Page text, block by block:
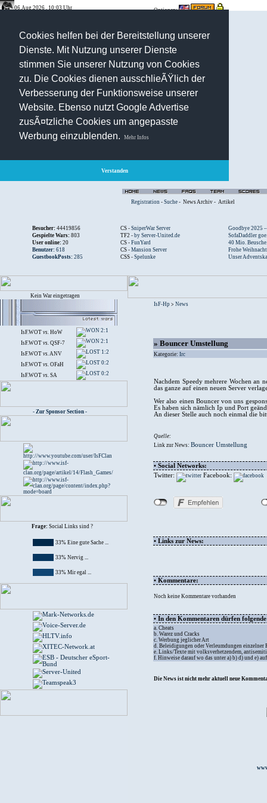
Cookies helfen bei der Bereitstellung unserer
Dienste. Mit Nutzung unserer Dienste
stimmen Sie unserer Nutzung von Cookies
zu. Die Cookies dienen ausschlieÃŸlich der
Verbesserung der Funktionsweise unserer
Website. Ebenso nutzt Google Advertise
zusÃ¤tzliche Cookies um angepasste
Werbung einzublenden.
Mehr Infos
Verstanden
06.Aug.2026 , 10:03 Uhr Optionen:
Registration - Suche - News Archiv - Artikel
Besucher: 44419856 CS - SniperWar Server
Goodbye 2025 –
Gespielte Wars: 803 TF2 - by Server-United.de
SofaDaddler
User online: 20 CS - FunYard
40 Mio.
Benutzer: 618 CS - Mansion Server
Frohe
GuestbookPosts: 285 CSS - Spelunke Unser
Kein War eingetragen
IsF.WOT vs. HoW 2:1
IsF.WOT vs. QSF-7 2:1
IsF.WOT vs.ANV 1:2
IsF.WOT vs. OFaH 0:2
IsF.WOT vs. SA 0:2
- Zur Sponsor Section -
Frage: Social Links sind ?
33% Eine gute Sache ...
33% Nervig ...
33% Mir egal ...
IsF-Hp > News
» Bouncer Umstellung
Kategorie: Irc
Nachdem Speedy mehrere Wochen an
das ganze auf einen neuen Server
Wer also einen Bouncer von uns
Es haben sich nämlich Ip und Port
An dieser Stelle auch noch einmal die
Quelle:
Link zur News: Bouncer Umstellung
• Social Networks:
Twitter:
Facebook:
• Links zur News:
• Kommentare:
Noch keine Kommentare vorhanden
• In den Kommentaren dürfen
a. Cheats
b. Warez und Cracks
c. Werbung jeglicher Art
d. Beleidigungen oder Verleumdungen einzelner
e. Links/Texte mit volksverhetzendem,
f. Hinweise darauf wo das unter a) b) d) und e)
Die News ist nicht mehr aktuell neue